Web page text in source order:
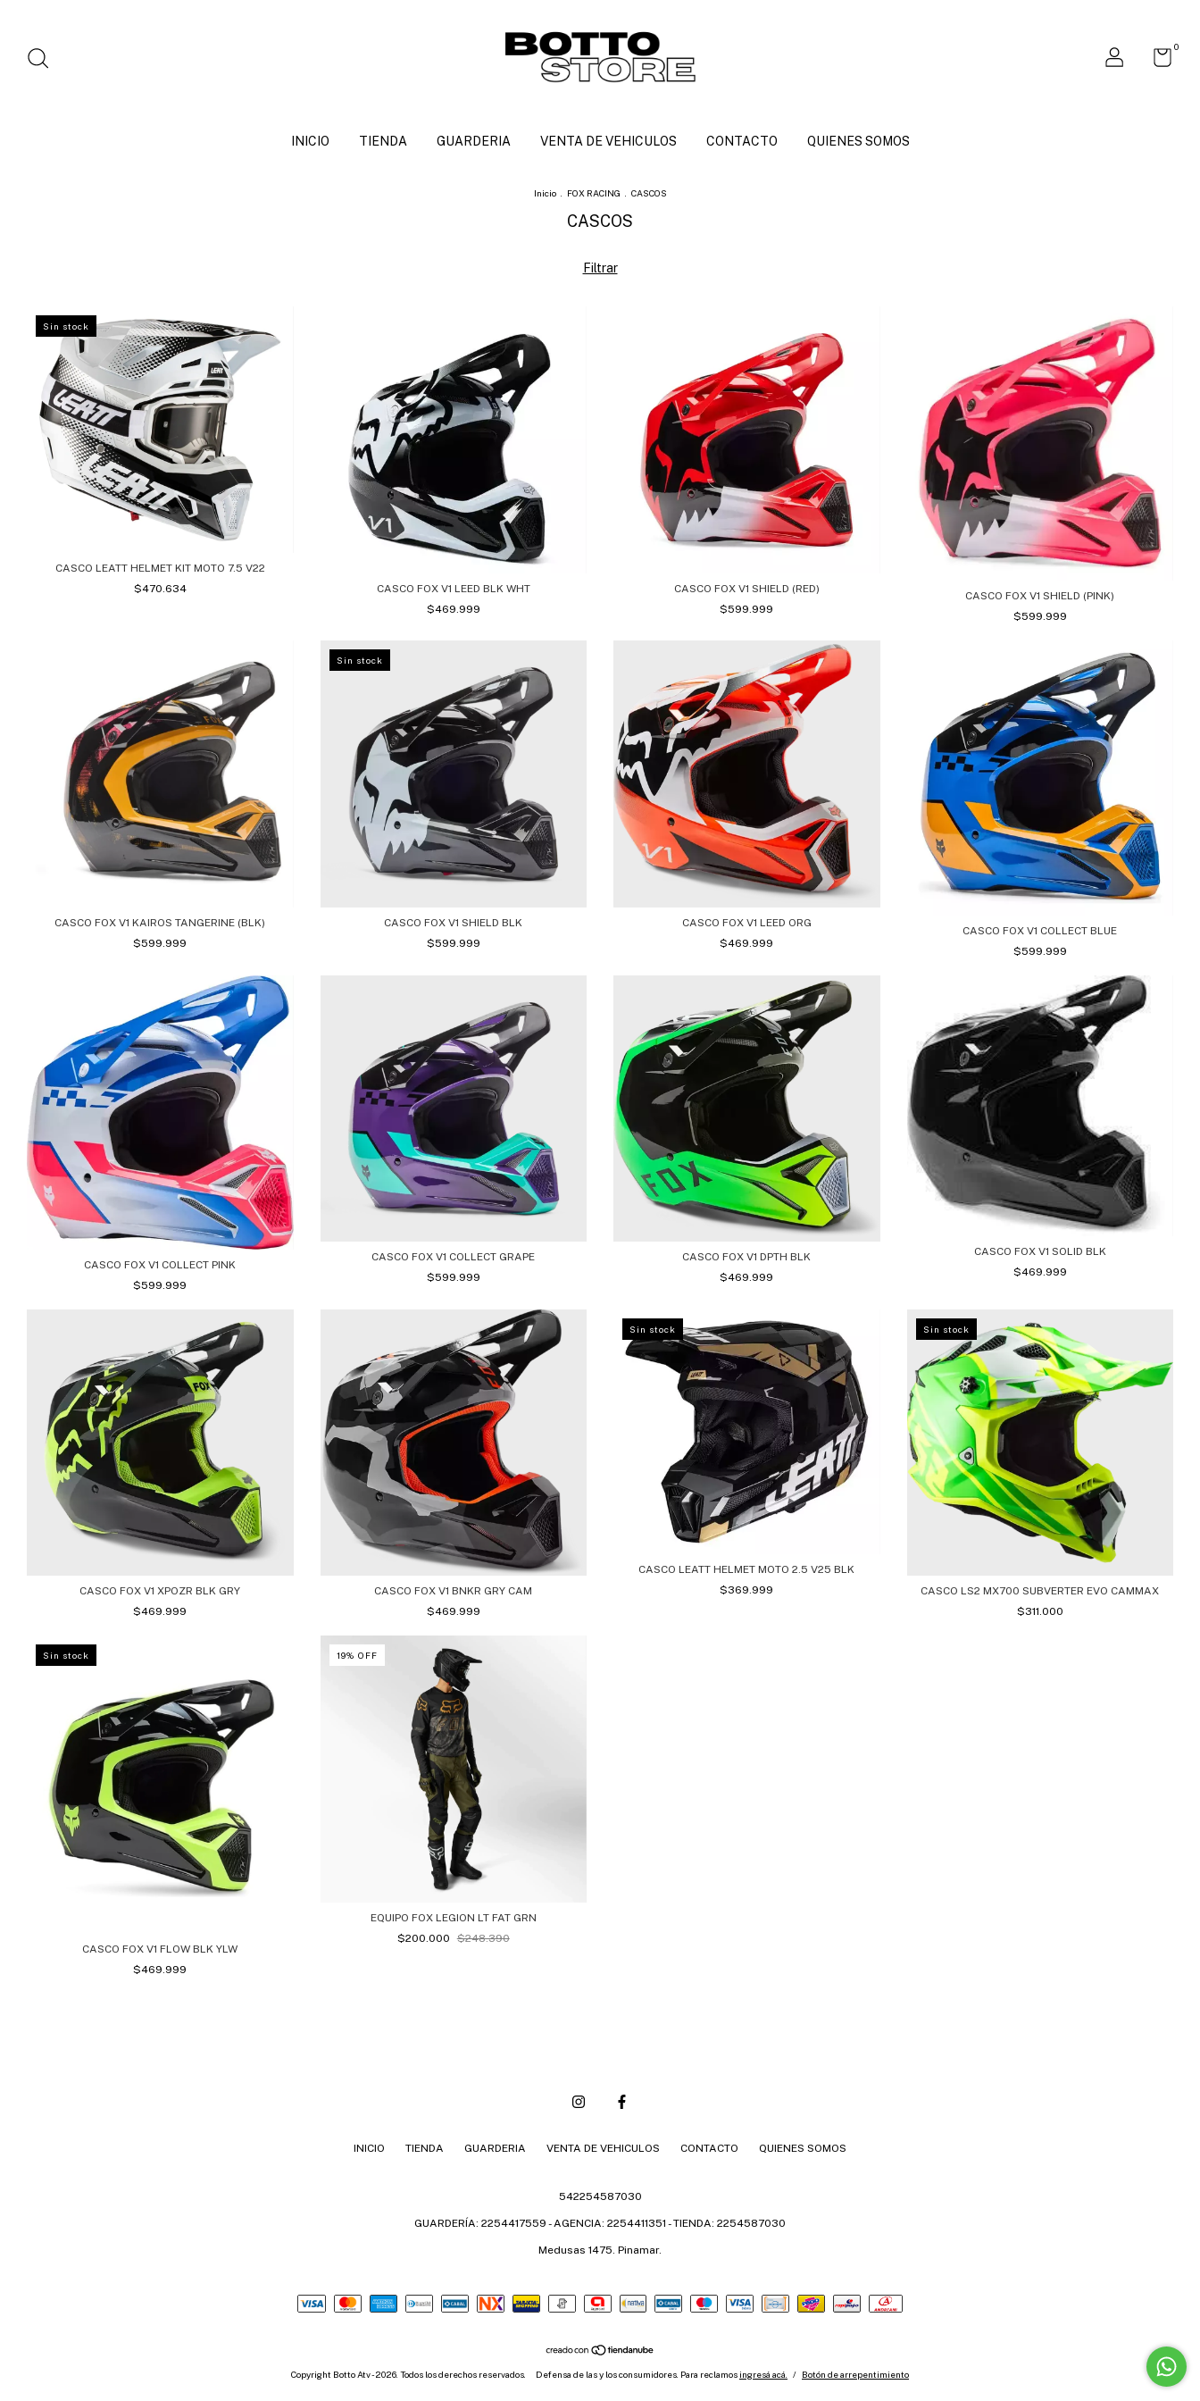
0
INICIO TIENDA GUARDERIA VENTA DE VEHICULOS CONTACTO QUIENES SOMOS
Inicio FOX RACING CASCOS
CASCOS
Filtrar
Sin stock
CASCO LEATT HELMET KIT MOTO 7.5 V22
$470.634
CASCO FOX V1 LEED BLK WHT
$469.999
CASCO FOX V1 SHIELD (RED)
$599.999
CASCO FOX V1 SHIELD (PINK)
$599.999
CASCO FOX V1 KAIROS TANGERINE (BLK)
$599.999
Sin stock
CASCO FOX V1 SHIELD BLK
$599.999
CASCO FOX V1 LEED ORG
$469.999
CASCO FOX V1 COLLECT BLUE
$599.999
CASCO FOX V1 COLLECT PINK
$599.999
CASCO FOX V1 COLLECT GRAPE
$599.999
CASCO FOX V1 DPTH BLK
$469.999
CASCO FOX V1 SOLID BLK
$469.999
CASCO FOX V1 XPOZR BLK GRY
$469.999
CASCO FOX V1 BNKR GRY CAM
$469.999
Sin stock
CASCO LEATT HELMET MOTO 2.5 V25 BLK
$369.999
Sin stock
CASCO LS2 MX700 SUBVERTER EVO CAMMAX
$311.000
Sin stock
CASCO FOX V1 FLOW BLK YLW
$469.999
19% OFF
EQUIPO FOX LEGION LT FAT GRN
$200.000
$248.390
INICIO TIENDA GUARDERIA VENTA DE VEHICULOS CONTACTO QUIENES SOMOS
542254587030
GUARDERÍA: 2254417559 - AGENCIA: 2254411351 - TIENDA: 2254587030
Medusas 1475. Pinamar.
Copyright Botto Atv - 2026. Todos los derechos reservados. Defensa de las y los consumidores. Para reclamos ingresá acá. / Botón de arrepentimiento